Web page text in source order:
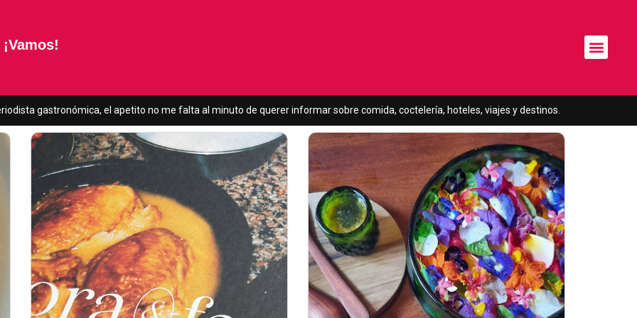
¡Vamos!
gastronómica, el apetito no me falta al minuto de querer informar sobre comida, coctelería, hoteles, viajes y destinos.